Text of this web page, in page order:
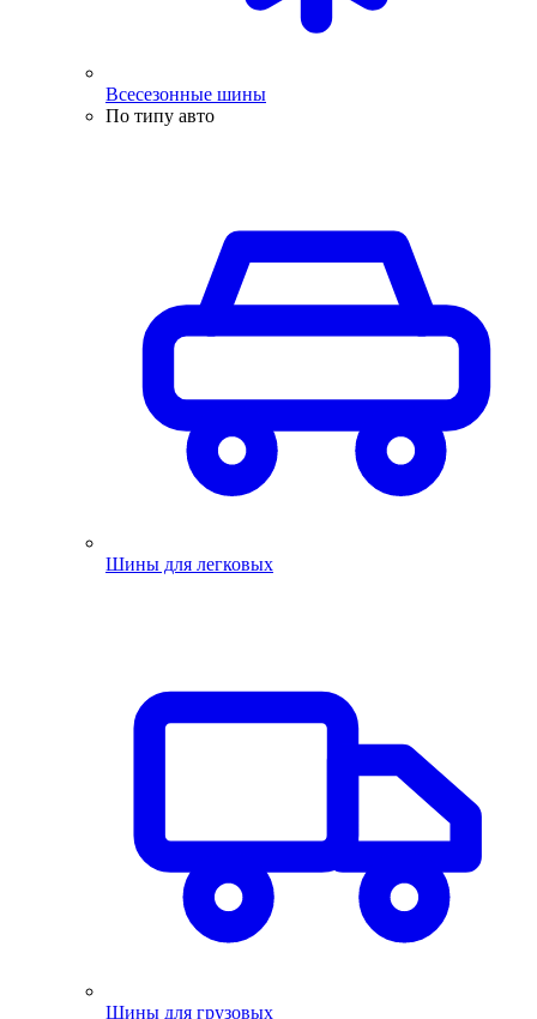
Всесезонные шины
По типу авто
Шины для легковых
Шины для грузовых